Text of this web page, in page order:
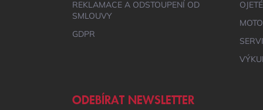
REKLAMACE A ODSTOUPENÍ OD
SMLOUVY
GDPR
ODEBÍRAT NEWSLETTER